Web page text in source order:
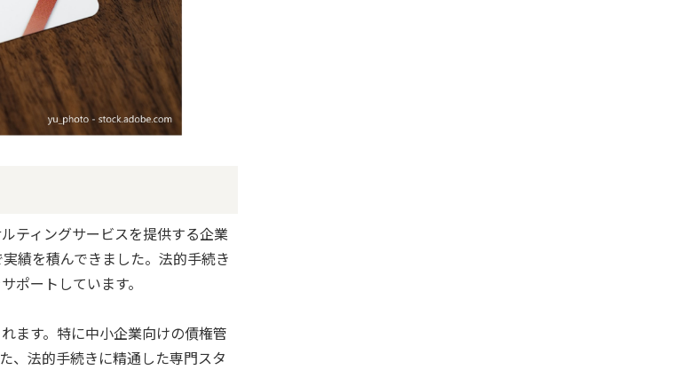
ティングサービスを提供する企業
績を積んできました。法的手続き
ポートしています。
ます。特に中小企業向けの債権管
、法的手続きに精通した専門スタ